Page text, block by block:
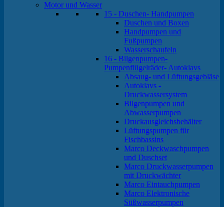
Motor und Wasser
15 - Duschen- Handpumpen
Duschen und Boxen
Handpumpen und
Fußpumpen
Wasserschaufeln
16 - Bilgenpumpen-
Pumpenflügelräder- Autoklavs
Absaug- und Lüftungsgebläse
Autoklavs -
Druckwassersystem
Bilgenpumpen und
Abwasserpumpen
Druckausgleichsbehälter
Lüftungspumpen für
Fischbassins
Marco Deckwaschpumpen
und Duschset
Marco Druckwasserpumpen
mit Druckwächter
Marco Eintauchpumpen
Marco Elektronische
Süßwasserpumpen